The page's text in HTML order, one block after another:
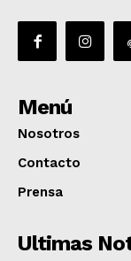
Menú
Nosotros
Contacto
Prensa
Ultimas